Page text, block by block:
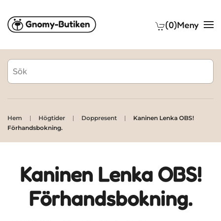
Skip to main content (0)Meny
Hem Högtider Doppresent
Kaninen Lenka OBS!
Förhandsbokning.
Kaninen Lenka OBS!
Förhandsbokning.